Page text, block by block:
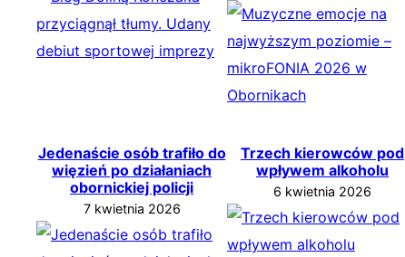
Jedenaście osób trafiło do
więzień po działaniach
obornickiej policji
7 kwietnia 2026
Trzech kierowców pod
wpływem alkoholu
6 kwietnia 2026